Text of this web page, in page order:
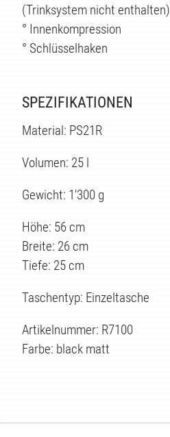
(Trinksystem nicht enthalten)
° Innenkompression
° Schlüsselhaken
SPEZIFIKATIONEN
Material: PS21R
Volumen: 25 l
Gewicht: 1'300 g
Höhe: 56 cm
Breite: 26 cm
Tiefe: 25 cm
Taschentyp: Einzeltasche
Artikelnummer: R7100
Farbe: black matt